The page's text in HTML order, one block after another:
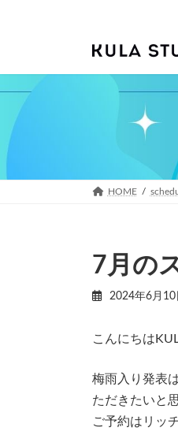
ツ
へ
ッ
シ
ョ
移
HOME
7月の
2024年6月10
こんにちは
梅雨入り発表
ただきたいと
ご予約はリッ